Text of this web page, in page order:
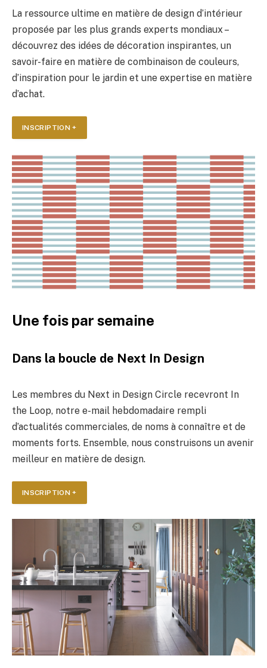
La ressource ultime en matière de design d’intérieur
proposée par les plus grands experts mondiaux –
découvrez des idées de décoration inspirantes, un
savoir-faire en matière de combinaison de couleurs,
d’inspiration pour le jardin et une expertise en matière
d’achat.
INSCRIPTION +
Une fois par semaine
Dans la boucle de Next In Design
Les membres du Next in Design Circle recevront In
the Loop, notre e-mail hebdomadaire rempli
d’actualités commerciales, de noms à connaître et de
moments forts. Ensemble, nous construisons un avenir
meilleur en matière de design.
INSCRIPTION +